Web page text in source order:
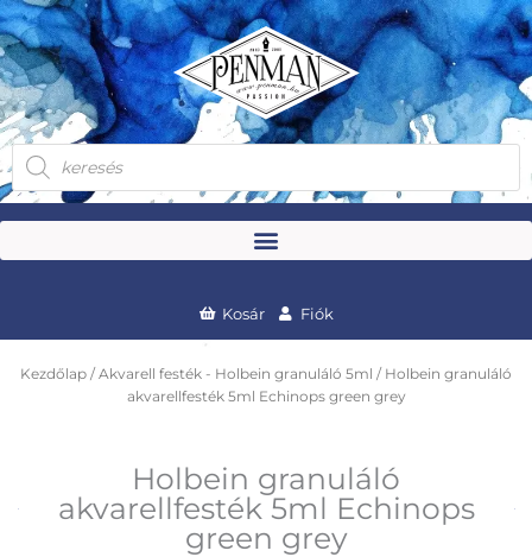
Skip
to
content
Products
search
Kosár Fiók
Kezdőlap /Akvarell festék - Holbein granuláló 5ml / Holbein granuláló
akvarellfesték 5ml Echinops green grey
Holbein granuláló
akvarellfesték 5ml Echinops
green grey